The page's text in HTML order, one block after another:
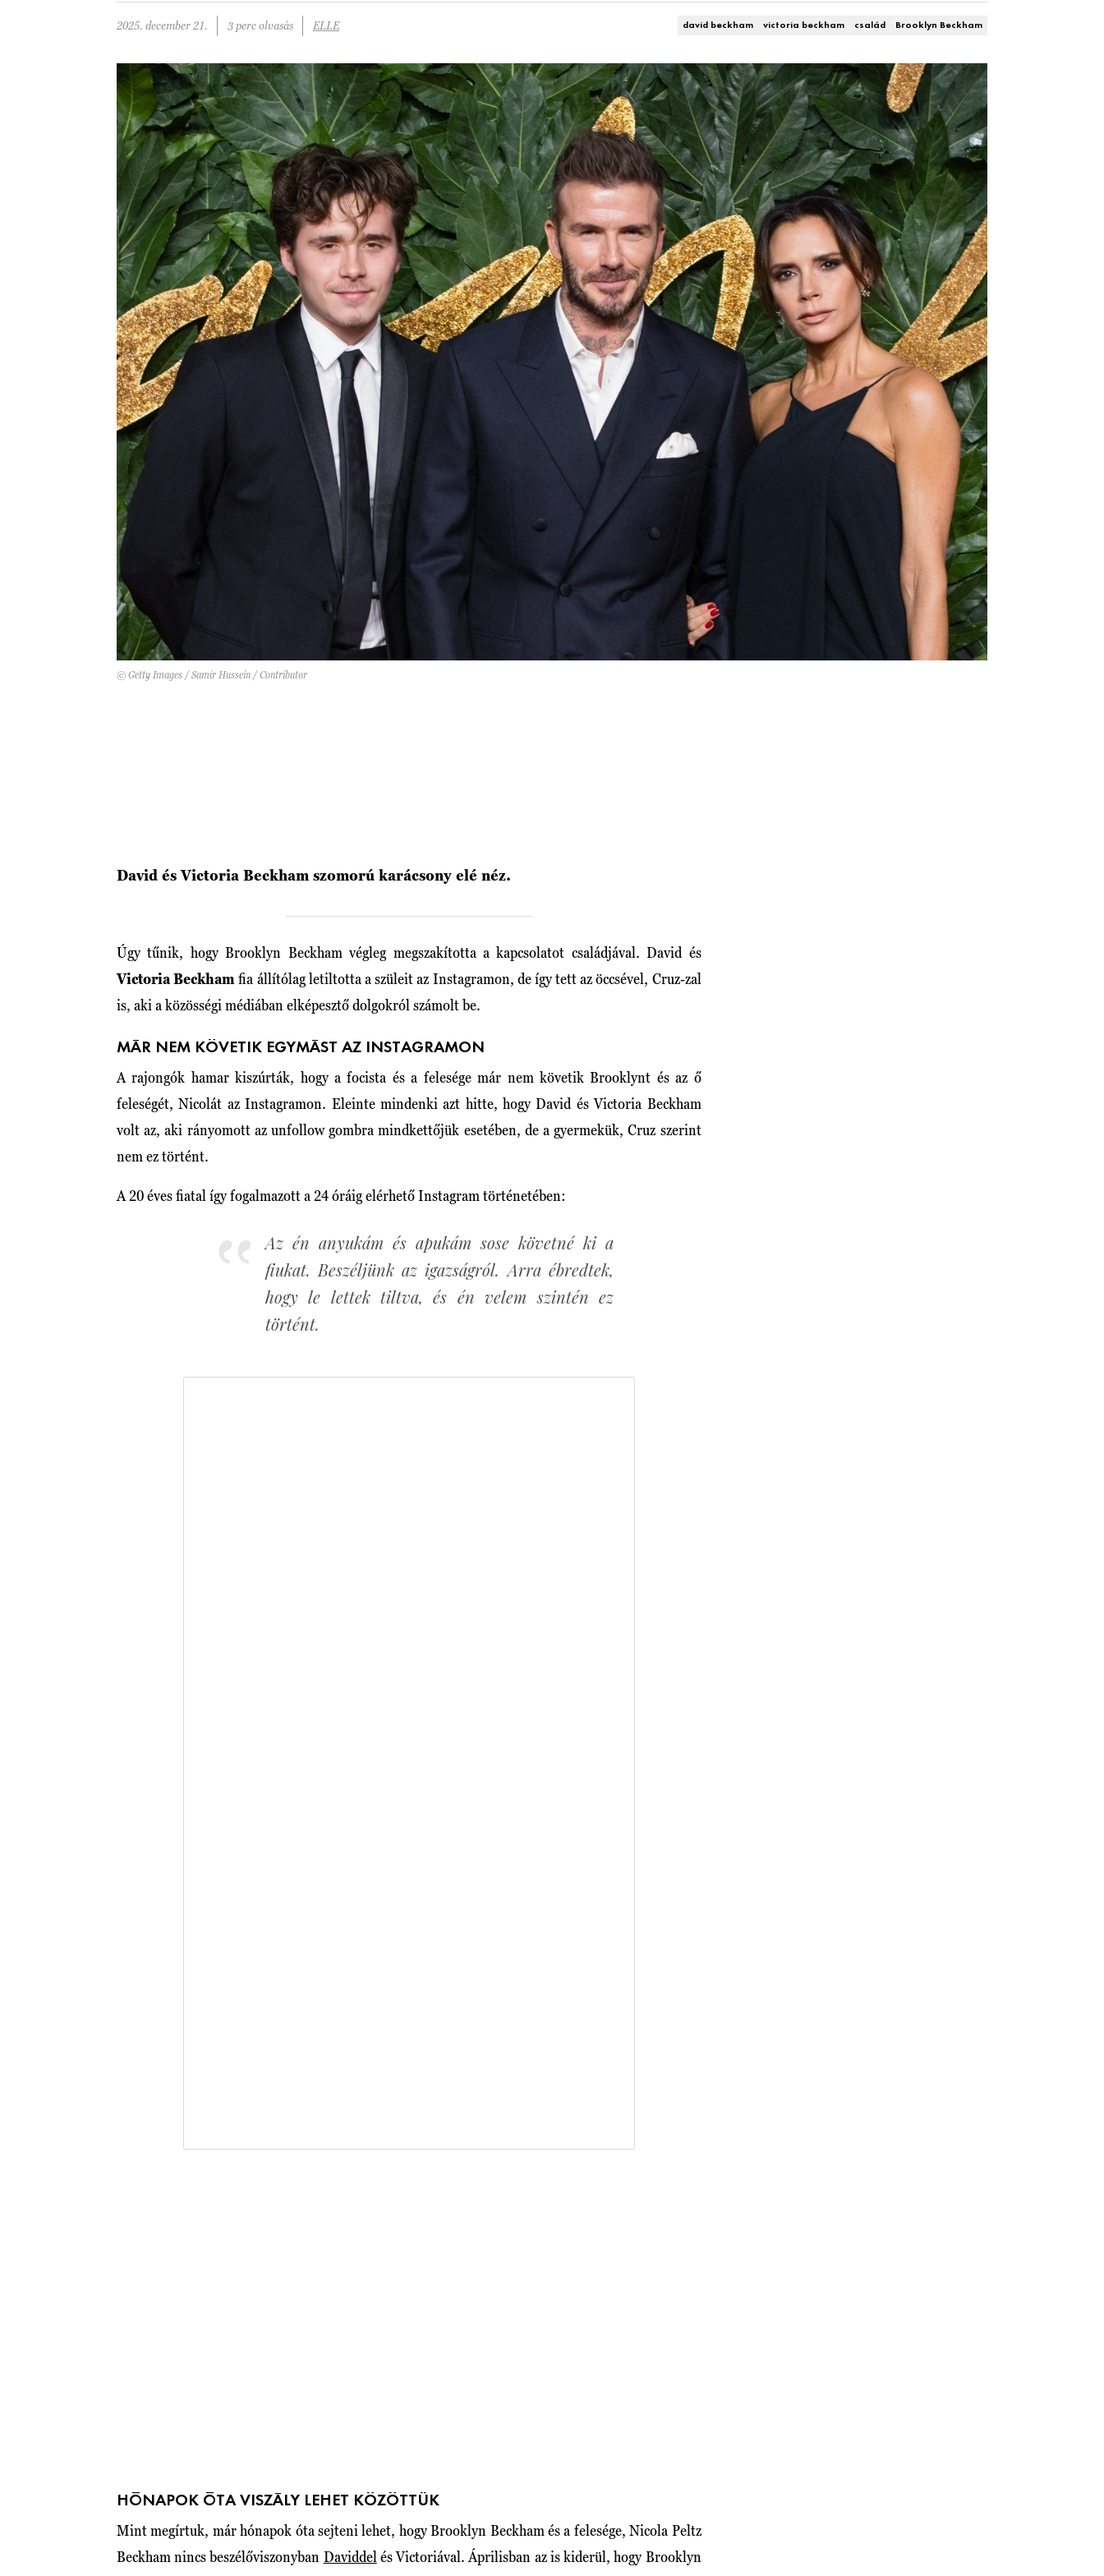
2025. december 21. 3 perc olvasás ELLE david beckham victoria beckham család Brooklyn Beckham
© Getty Images / Samir Hussein / Contributor
David és Victoria Beckham szomorú karácsony elé néz.
Úgy tűnik, hogy Brooklyn Beckham végleg megszakította a kapcsolatot családjával. David és
Victoria Beckham fia állítólag letiltotta a szüleit az Instagramon, de így tett az öccsével, Cruz-zal
is, aki a közösségi médiában elképesztő dolgokról számolt be.
MÁR NEM KÖVETIK EGYMÁST AZ INSTAGRAMON
A rajongók hamar kiszúrták, hogy a focista és a felesége már nem követik Brooklynt és az ő
feleségét, Nicolát az Instagramon. Eleinte mindenki azt hitte, hogy David és Victoria Beckham
volt az, aki rányomott az unfollow gombra mindkettőjük esetében, de a gyermekük, Cruz szerint
nem ez történt.
A 20 éves fiatal így fogalmazott a 24 óráig elérhető Instagram történetében:
Az én anyukám és apukám sose követné ki a
fiukat. Beszéljünk az igazságról. Arra ébredtek,
hogy le lettek tiltva, és én velem szintén ez
történt.
HÓNAPOK ÓTA VISZÁLY LEHET KÖZÖTTÜK
Mint megírtuk, már hónapok óta sejteni lehet, hogy Brooklyn Beckham és a felesége, Nicola Peltz
Beckham nincs beszélőviszonyban Daviddel és Victoriával. Áprilisban az is kiderül, hogy Brooklyn